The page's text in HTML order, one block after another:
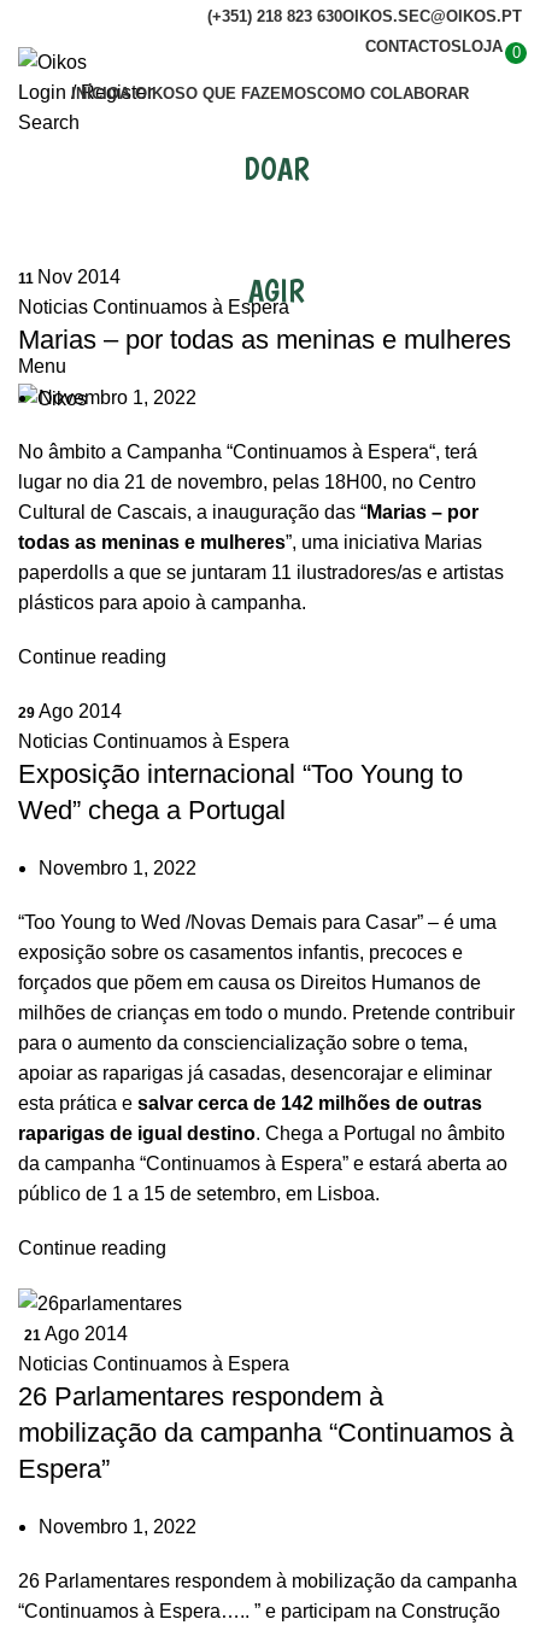
(+351) 218 823 630OIKOS.SEC@OIKOS.PT
CONTACTOS LOJA 0
Login / Register
Search
INÍCIOA OIKOSO QUE FAZEMOSCOMO COLABORAR
DOAR
AGIR
Menu
Noticias Continuamos à Espera
11 Nov 2014
Noticias Continuamos à Espera
Marias – por todas as meninas e mulheres
Novembro 1, 2022
No âmbito a Campanha “Continuamos à Espera“, terá
lugar no dia 21 de novembro, pelas 18H00, no Centro
Cultural de Cascais, a inauguração das “Marias – por
todas as meninas e mulheres”, uma iniciativa Marias
paperdolls a que se juntaram 11 ilustradores/as e artistas
plásticos para apoio à campanha.
Continue reading
29 Ago 2014
Noticias Continuamos à Espera
Exposição internacional “Too Young to
Wed” chega a Portugal
Novembro 1, 2022
“Too Young to Wed /Novas Demais para Casar” – é uma
exposição sobre os casamentos infantis, precoces e
forçados que põem em causa os Direitos Humanos de
milhões de crianças em todo o mundo. Pretende contribuir
para o aumento da consciencialização sobre o tema,
apoiar as raparigas já casadas, desencorajar e eliminar
esta prática e salvar cerca de 142 milhões de outras
raparigas de igual destino. Chega a Portugal no âmbito
da campanha “Continuamos à Espera” e estará aberta ao
público de 1 a 15 de setembro, em Lisboa.
Continue reading
21 Ago 2014
Noticias Continuamos à Espera
26 Parlamentares respondem à
mobilização da campanha “Continuamos à
Espera”
Novembro 1, 2022
26 Parlamentares respondem à mobilização da campanha
“Continuamos à Espera….. ” e participam na Construção